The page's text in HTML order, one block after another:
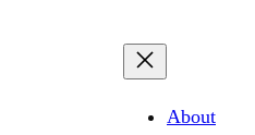
About